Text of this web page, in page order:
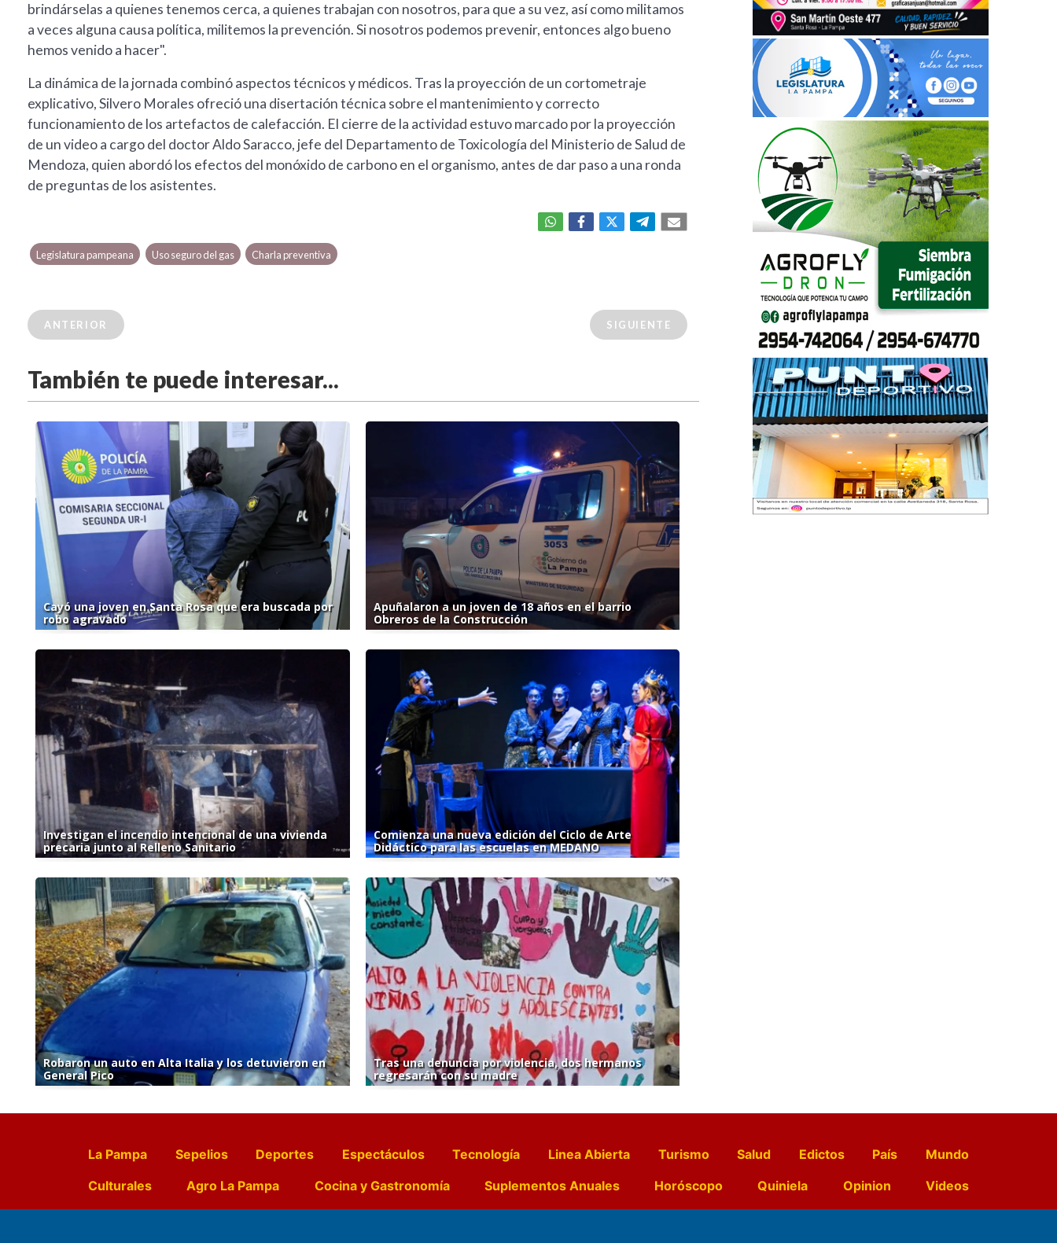
brindárselas a quienes tenemos cerca, a quienes trabajan con nosotros, para que a su vez, así como militamos
a veces alguna causa política, militemos la prevención. Si nosotros podemos prevenir, entonces algo bueno
hemos venido a hacer".
La dinámica de la jornada combinó aspectos técnicos y médicos. Tras la proyección de un cortometraje
explicativo, Silvero Morales ofreció una disertación técnica sobre el mantenimiento y correcto
funcionamiento de los artefactos de calefacción. El cierre de la actividad estuvo marcado por la proyección
de un video a cargo del doctor Aldo Saracco, jefe del Departamento de Toxicología del Ministerio de Salud de
Mendoza, quien abordó los efectos del monóxido de carbono en el organismo, antes de dar paso a una ronda
de preguntas de los asistentes.
Legislatura pampeana Uso seguro del gas Charla preventiva
ANTERIOR SIGUIENTE
También te puede interesar...
Cayó una joven en Santa Rosa que era buscada por
robo agravado
Apuñalaron a un joven de 18 años en el barrio
Obreros de la Construcción
Investigan el incendio intencional de una vivienda
precaria junto al Relleno Sanitario
Comienza una nueva edición del Ciclo de Arte
Didáctico para las escuelas en MEDANO
Robaron un auto en Alta Italia y los detuvieron en
General Pico
Tras una denuncia por violencia, dos hermanos
regresarán con su madre
La Pampa Sepelios Deportes Espectáculos Tecnología Linea Abierta Turismo Salud Edictos País
Mundo
Culturales
Agro La Pampa Cocina y Gastronomía Suplementos Anuales Horóscopo Quiniela Opinion
Videos